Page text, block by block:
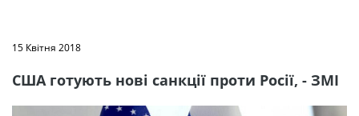
15 Квітня 2018
США готують нові санкції проти Росії, - ЗМІ